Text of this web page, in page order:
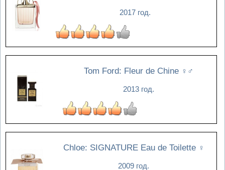
2017 год.
Tom Ford: Fleur de Chine ♀♂
2013 год.
Chloe: SIGNATURE Eau de Toilette ♀
2009 год.